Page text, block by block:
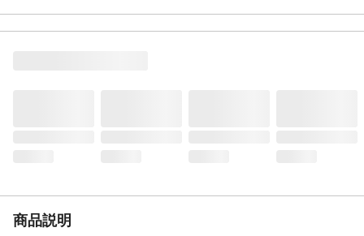
刃径(上部・mm)
6
商品説明